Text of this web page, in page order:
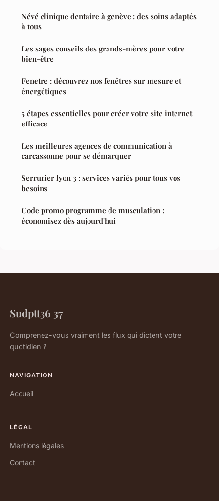
Névé clinique dentaire à genève : des soins adaptés
à tous
Les sages conseils des grands-mères pour votre
bien-être
Fenetre : découvrez nos fenêtres sur mesure et
énergétiques
5 étapes essentielles pour créer votre site internet
efficace
Les meilleures agences de communication à
carcassonne pour se démarquer
Serrurier lyon 3 : services variés pour tous vos
besoins
Code promo programme de musculation :
économisez dès aujourd'hui
Sudptt36 37
Comprenez-vous vraiment les flux qui dictent votre
quotidien ?
NAVIGATION
Accueil
LÉGAL
Mentions légales
Contact